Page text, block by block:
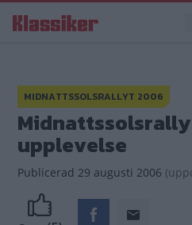
till
MIDNATTSSOLSRALLYT 2006
upplevelse
Publicerad 29 augusti 2006 (